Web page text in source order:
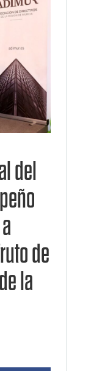
del
de
la